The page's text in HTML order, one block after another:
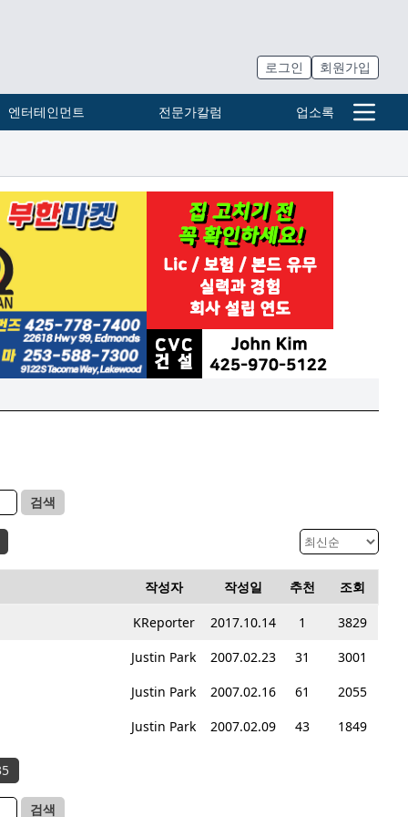
로그인 회원가입
엔터테인먼트 전문가칼럼 업소록
검색
작성자 작성일 추천 조회
KReporter 2017.10.14 1
3829
Justin Park
2007.02.23 31
3001
Justin Park
2007.02.16 61
2055
Justin Park
2007.02.09 43 1849
검색